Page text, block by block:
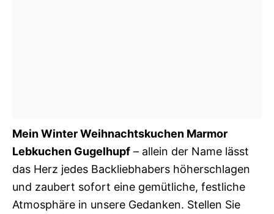
Mein Winter Weihnachtskuchen Marmor
Lebkuchen Gugelhupf – allein der Name lässt
das Herz jedes Backliebhabers höherschlagen
und zaubert sofort eine gemütliche, festliche
Atmosphäre in unsere Gedanken. Stellen Sie